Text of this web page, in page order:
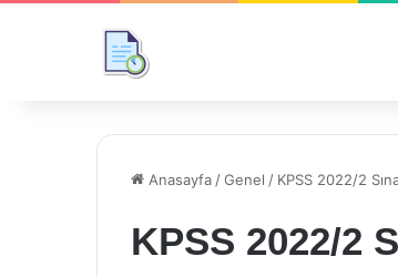
Anasayfa /Genel / KPSS 2022/2
KPSS 2022/2